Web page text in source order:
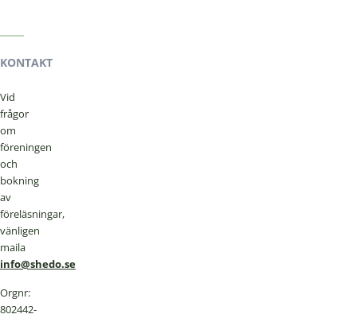
KONTAKT
Vid
frågor
om
föreningen
och
bokning
av
föreläsningar,
vänligen
maila
info@shedo.se
Orgnr:
802442-